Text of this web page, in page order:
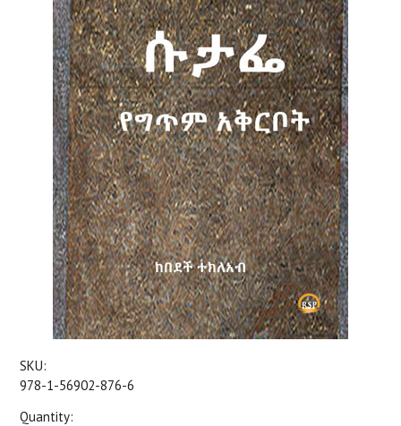
SKU:
978-1-56902-876-6
Quantity: